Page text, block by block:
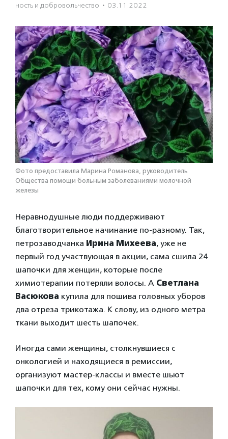
ность и доброволь­чест­во · 03.11.2022
Фото предоставила Марина Романова, руководитель
Общества помощи больным заболеваниями молочной
железы
Неравнодушные люди поддерживают
благотворительное начинание по-разному. Так,
петрозаводчанка Ирина Михеева, уже не
первый год участвующая в акции, сама сшила 24
шапочки для женщин, которые после
химиотерапии потеряли волосы. А Светлана
Васюкова купила для пошива головных уборов
два отреза трикотажа. К слову, из одного метра
ткани выходит шесть шапочек.
Иногда сами женщины, столкнувшиеся с
онкологией и находящиеся в ремиссии,
организуют мастер-классы и вместе шьют
шапочки для тех, кому они сейчас нужны.